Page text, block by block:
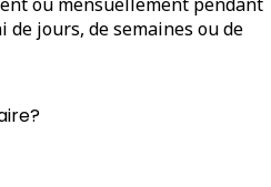
de jours, de semaines ou de